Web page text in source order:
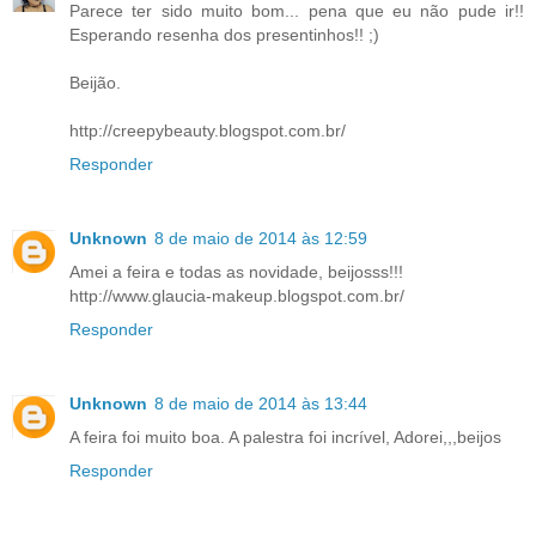
Parece ter sido muito bom... pena que eu não pude ir!!
Esperando resenha dos presentinhos!! ;)
Beijão.
http://creepybeauty.blogspot.com.br/
Responder
Unknown 8 de maio de 2014 às 12:59
Amei a feira e todas as novidade, beijosss!!!
http://www.glaucia-makeup.blogspot.com.br/
Responder
Unknown 8 de maio de 2014 às 13:44
A feira foi muito boa. A palestra foi incrível, Adorei,,,beijos
Responder